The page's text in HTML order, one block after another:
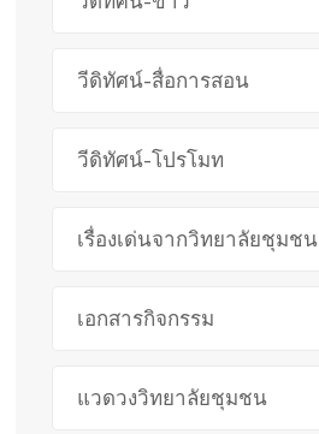
วีดิทัศน์-สื่อการสอน
วีดิทัศน์-โปรโมท
เรื่องเด่นจากวิทยาลัยชุมชน
เอกสารกิจกรรม
แวดวงวิทยาลัยชุมชน